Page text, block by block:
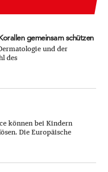
gemeinsam schützen
und der
des
können bei Kindern
Die Europäische